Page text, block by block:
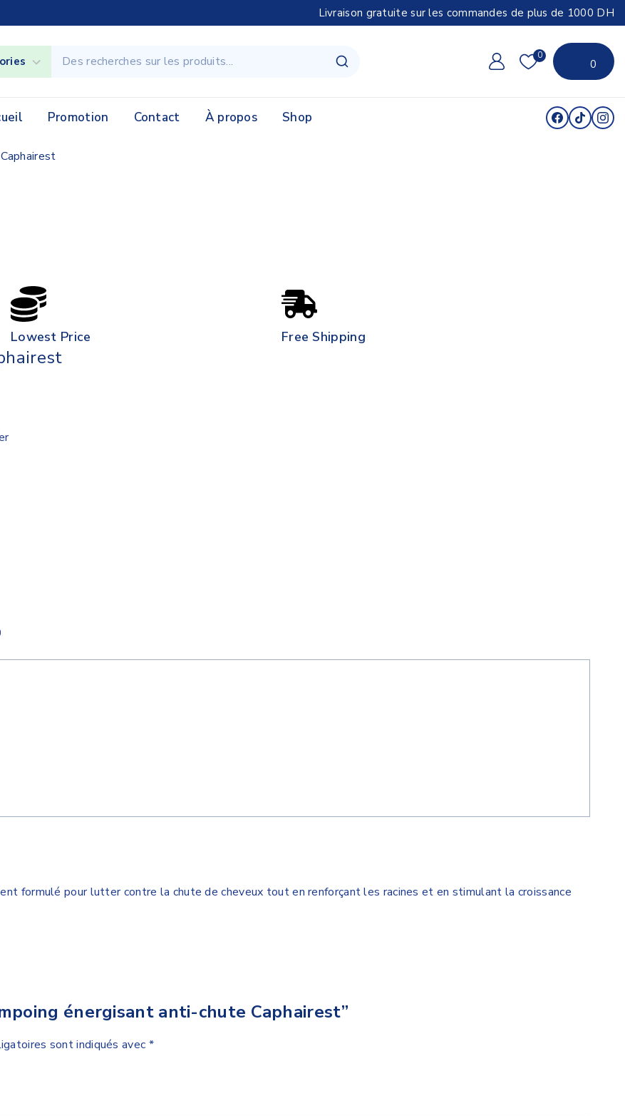
Livraison gratuite sur les commandes de plus de 1000 DH
0
0
Promotion Contact À propos Shop
Lowest Price Free Shipping
formulé pour lutter contre la chute de cheveux tout en renforçant les racines et en stimulant la croissance
énergisant anti-chute Caphairest”
sont indiqués avec *